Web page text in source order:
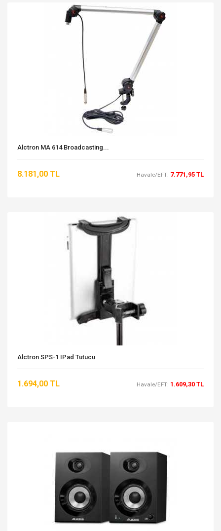
Alctron MA 614 Broadcasting...
8.181,00 TL Havale/EFT: 7.771,95 TL
Alctron SPS-1 IPad Tutucu
1.694,00 TL Havale/EFT: 1.609,30 TL